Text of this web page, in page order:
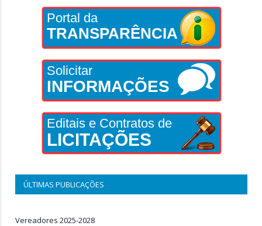
Portal da
TRANSPARÊNCIA
Solicitar
INFORMAÇÕES
Editais e Contratos de
LICITAÇÕES
ÚLTIMAS PUBLICAÇÕES
Vereadores 2025-2028